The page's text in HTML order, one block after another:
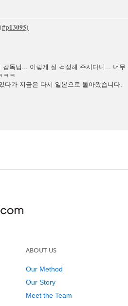
독님... 이렇게 절 걱정해 주시다니... 너무
ㅋㅋ
가 지금은 다시 일본으로 돌아왔습니다.
ABOUT US
Our Method
Our Story
Meet the Team